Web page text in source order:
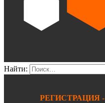
Найти:
РЕГИСТРАЦИЯ -